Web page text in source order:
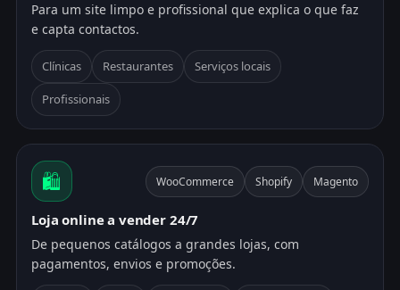
Para um site limpo e profissional que explica o que faz
e capta contactos.
Clínicas Restaurantes Serviços locais
Profissionais
🛍️ WooCommerce Shopify Magento
Loja online a vender 24/7
De pequenos catálogos a grandes lojas, com
pagamentos, envios e promoções.